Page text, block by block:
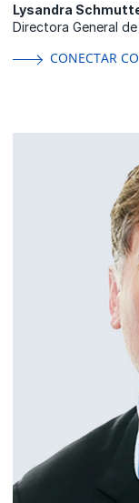
Lysandra
Directora General
CONECTAR